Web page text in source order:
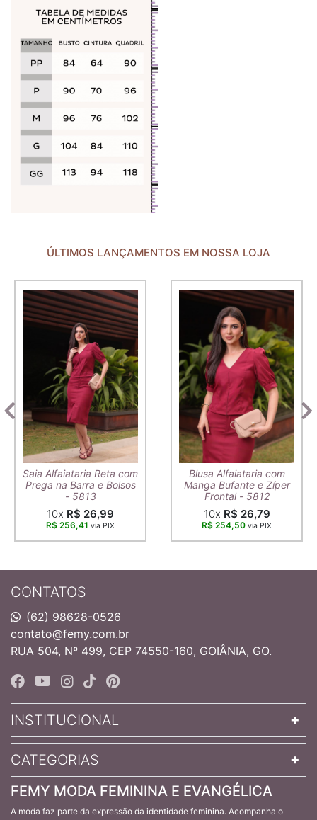
ÚLTIMOS LANÇAMENTOS EM NOSSA LOJA
Saia Alfaiataria Reta com
Prega na Barra e Bolsos
- 5813
10x R$ 26,99
R$ 256,41 via PIX
Blusa Alfaiataria com
Manga Bufante e Zíper
Frontal - 5812
10x R$ 26,79
R$ 254,50 via PIX
CONTATOS
(62) 98628-0526
contato@femy.com.br
RUA 504, Nº 499, CEP 74550-160, GOIÂNIA, GO.
INSTITUCIONAL
CATEGORIAS
FEMY MODA FEMININA E EVANGÉLICA
A moda faz parte da expressão da identidade feminina. Acompanha o